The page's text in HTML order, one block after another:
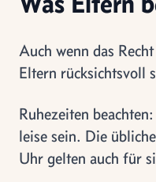
Auch wenn das
Eltern rücksichtsvoll
Ruhezeiten
leise sein. Die
Uhr gelten auch für